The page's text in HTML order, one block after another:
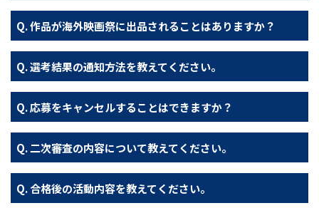
作品が海外映画祭に出品されることはありますか？
選考結果の通知方法を教えてください。
応募をキャンセルすることはできますか？
二次審査の内容について教えてください。
合格後の活動内容を教えてください。